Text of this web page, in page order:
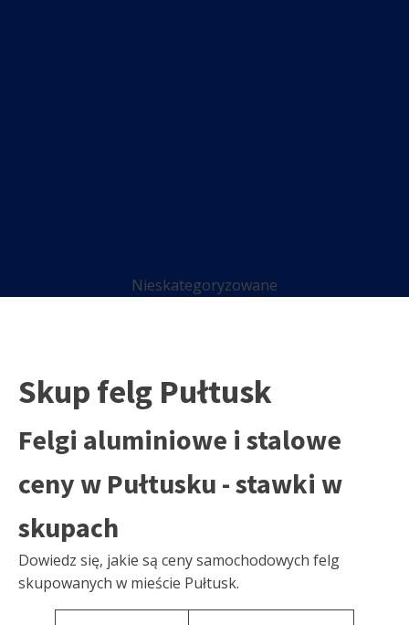
Nieskategoryzowane
Skup felg Pułtusk
Felgi aluminiowe i stalowe
ceny w Pułtusku - stawki w
skupach
Dowiedz się, jakie są ceny samochodowych felg
skupowanych w mieście Pułtusk.